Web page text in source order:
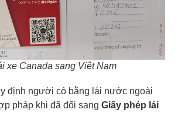
xe Canada sang Việt Nam
định người có bằng lái nước ngoài
pháp khi đã đổi sang Giấy phép lái